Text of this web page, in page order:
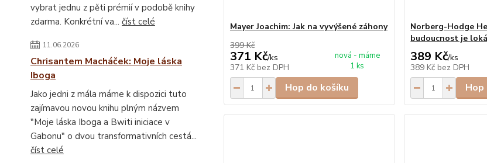
vybrat jednu z pěti prémií v podobě knihy
zdarma. Konkrétní va... číst celé
11.06.2026
Chrisantem Macháček: Moje láska
Iboga
Jako jedni z mála máme k dispozici tuto
zajímavou novou knihu plným názvem
"Moje láska Iboga a Bwiti iniciace v
Gabonu" o dvou transformativních cestá...
číst celé
Mayer Joachim: Jak na vyvýšené záhony
399 Kč
371 Kč/ks
371 Kč bez DPH
nová - máme
1 ks
Hop do košíku
Norberg-Hodge
budoucnost je
389 Kč/ks
389 Kč bez DPH
Hop